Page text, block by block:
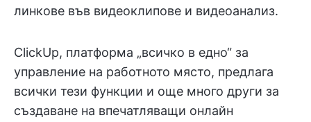
линкове във видеоклипове и видеоанализ.
ClickUp, платформа „всичко в едно“ за
управление на работното място, предлага
всички тези функции и още много други за
създаване на впечатляващи онлайн